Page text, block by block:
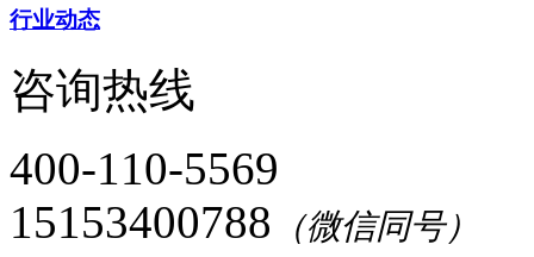
行业动态
咨询热线
400-110-5569
15153400788 （微信同号）